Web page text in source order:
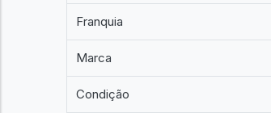
Franquia
Marca
Condição